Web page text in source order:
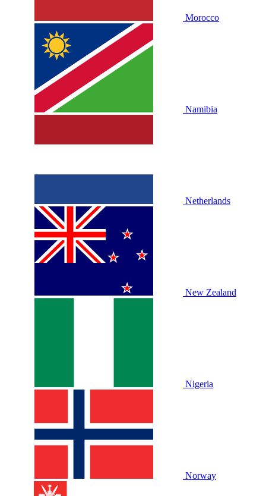
Morocco
Namibia
Netherlands
New Zealand
Nigeria
Norway